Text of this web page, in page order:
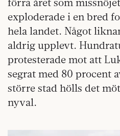
exploderade i en bred
hela landet. Något
aldrig upplevt.
protesterade mot att
segrat med 80 procent
större stad hölls det
nyval.